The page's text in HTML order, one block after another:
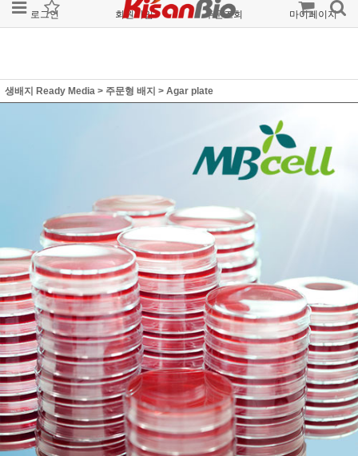
로그인 회원가입 주문조회 마이페이지
생배지 Ready Media > 주문형 배지 > Agar plate